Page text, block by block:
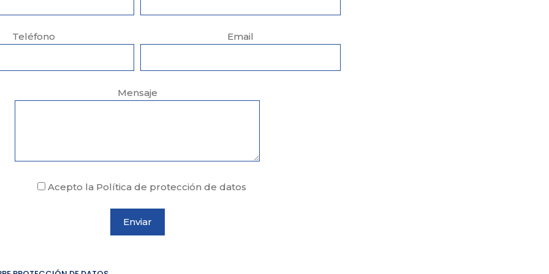
Teléfono Email
Mensaje
Acepto la Política de protección de datos